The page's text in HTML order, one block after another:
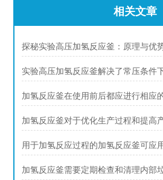
相关文章
探秘实验高压加氢反应釜：原理与优
实验高压加氢反应釜解决了常压条件
加氢反应釜在使用前后都应进行相应
加氢反应釜对于优化生产过程和提高
用于加氢反应过程的加氢反应釜可应
加氢反应釜需要定期检查和清理内部